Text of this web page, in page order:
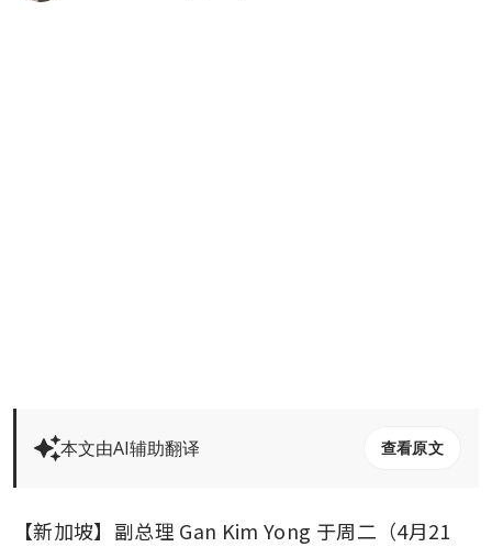
本文由AI辅助翻译 查看原文
【新加坡】副总理 Gan Kim Yong 于周二（4月21